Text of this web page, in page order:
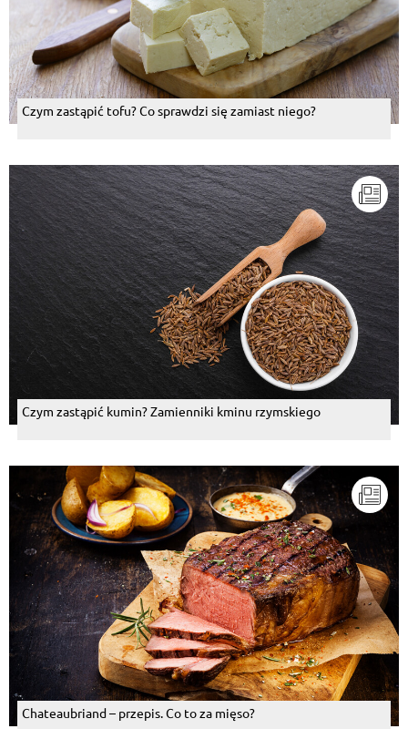
Czym zastąpić tofu? Co sprawdzi się zamiast niego?
Czym zastąpić kumin? Zamienniki kminu rzymskiego
Chateaubriand – przepis. Co to za mięso?